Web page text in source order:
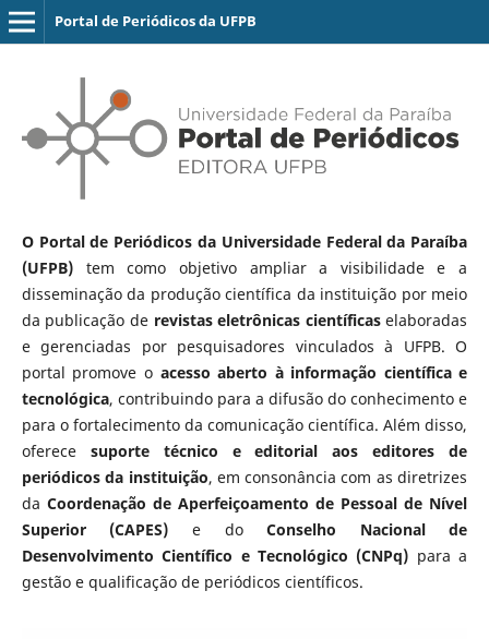
Portal de Periódicos da UFPB
O Portal de Periódicos da Universidade Federal da Paraíba
(UFPB)tem como objetivo ampliar a visibilidade e a
disseminação da produção científica da instituição por meio
da publicação de revistas eletrônicas científicaselaboradas
e gerenciadas por pesquisadores vinculados à UFPB. O
portal promove o acesso aberto à informação científica e
tecnológica, contribuindo para a difusão do conhecimento e
para o fortalecimento da comunicação científica. Além disso,
oferece suporte técnico e editorial aos editores de
periódicos da instituição, em consonância com as diretrizes
da Coordenação de Aperfeiçoamento de Pessoal de Nível
Superior (CAPES) e doConselho Nacional de
Desenvolvimento Científico e Tecnológico (CNPq) para a
gestão e qualificação de periódicos científicos.